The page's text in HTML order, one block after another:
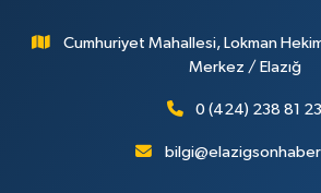
Cumhuriyet Mahallesi, Lokman
Merkez / Elazığ
0 (424) 238 81 23